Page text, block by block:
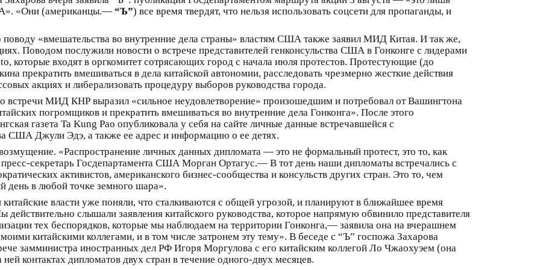
«Они (американцы.— “Ъ”) все время твердят, что нельзя использовать соцсети для пропаганды, и
поводу «вмешательства во внутренние дела страны» властям США также заявил МИД Китая. И так же,
Поводом послужили новости о встрече представителей генконсульства США в Гонконге с лидерами
которые входят в оргкомитет сотрясающих город с начала июля протестов. Протестующие (до
прекратить вмешиваться в дела китайской автономии, расследовать чрезмерно жесткие действия
акциях и либерализовать процедуру выборов руководства города.
встречи МИД КНР выразил «сильное неудовлетворение» произошедшим и потребовал от Вашингтона
погромщиков и прекратить вмешиваться во внутренние дела Гонконга». После этого
газета Ta Kung Pao опубликовала у себя на сайте личные данные встречавшейся с
США Джули Эдэ, а также ее адрес и информацию о ее детях.
«Распространение личных данных дипломата — это не формальный протест, это то, как
секретарь Госдепартамента США Морган Ортагус.— В тот день наши дипломаты встречались с
активистов, американского бизнес-сообщества и консульств других стран. Это то, чем
день в любой точке земного шара».
власти уже поняли, что сталкиваются с общей угрозой, и планируют в ближайшее время
действительно слышали заявления китайского руководства, которое напрямую обвинило представителя
тех беспорядков, которые мы наблюдаем на территории Гонконга,— заявила она на вчерашнем
китайскими коллегами, и в том числе затронем эту тему». В беседе с “Ъ” госпожа Захарова
замминистра иностранных дел РФ Игоря Моргулова с его китайским коллегой Ло Чжаохуэем (она
контактах дипломатов двух стран в течение одного-двух месяцев.